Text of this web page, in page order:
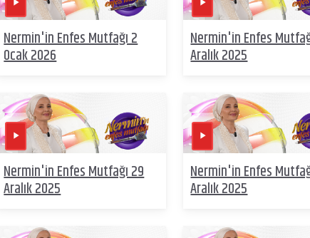
Nermin'in Enfes Mutfağı 2
Ocak 2026
Nermin'in Enfes
Aralık 2025
Nermin'in Enfes Mutfağı 29
Aralık 2025
Nermin'in Enfes
Aralık 2025